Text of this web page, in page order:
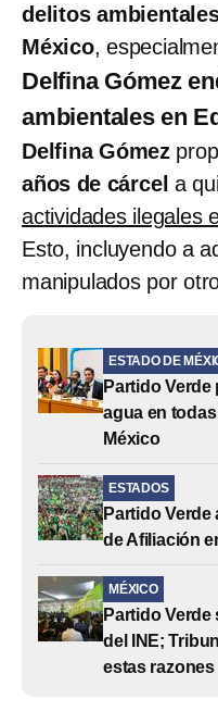
delitos
México,
Delfina Gómez
ambientales en
Delfina Gómez
años de cárcel a
actividades ilegales
Esto, incluyendo a
manipulados por
ESTADO DE
Partido
agua en
México
ESTADOS
Partido Verde
de Afiliación
MÉXICO
Partido
del INE;
estas razones